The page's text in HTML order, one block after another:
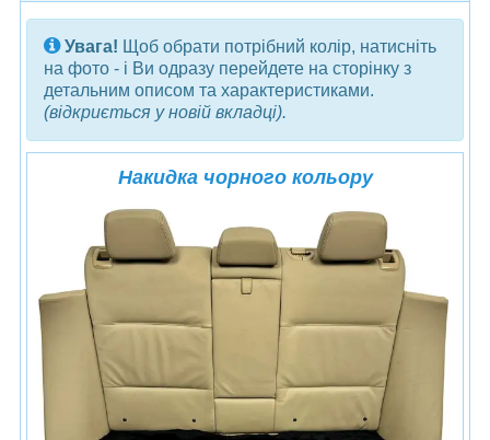
Увага! Щоб обрати потрібний колір, натисніть
на фото - і Ви одразу перейдете на сторінку з
детальним описом та характеристиками.
(відкриється у новій вкладці).
Накидка чорного кольору